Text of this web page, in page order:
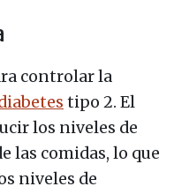
controlar la
tipo 2. El
los niveles de
las comidas, lo que
niveles de